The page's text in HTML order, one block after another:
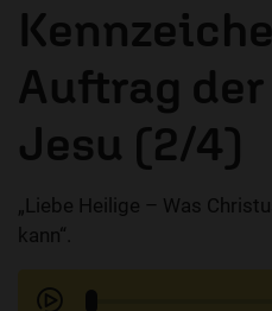
Auftrag
Jesu (2/4)
„Liebe Heilige – Was
kann“.